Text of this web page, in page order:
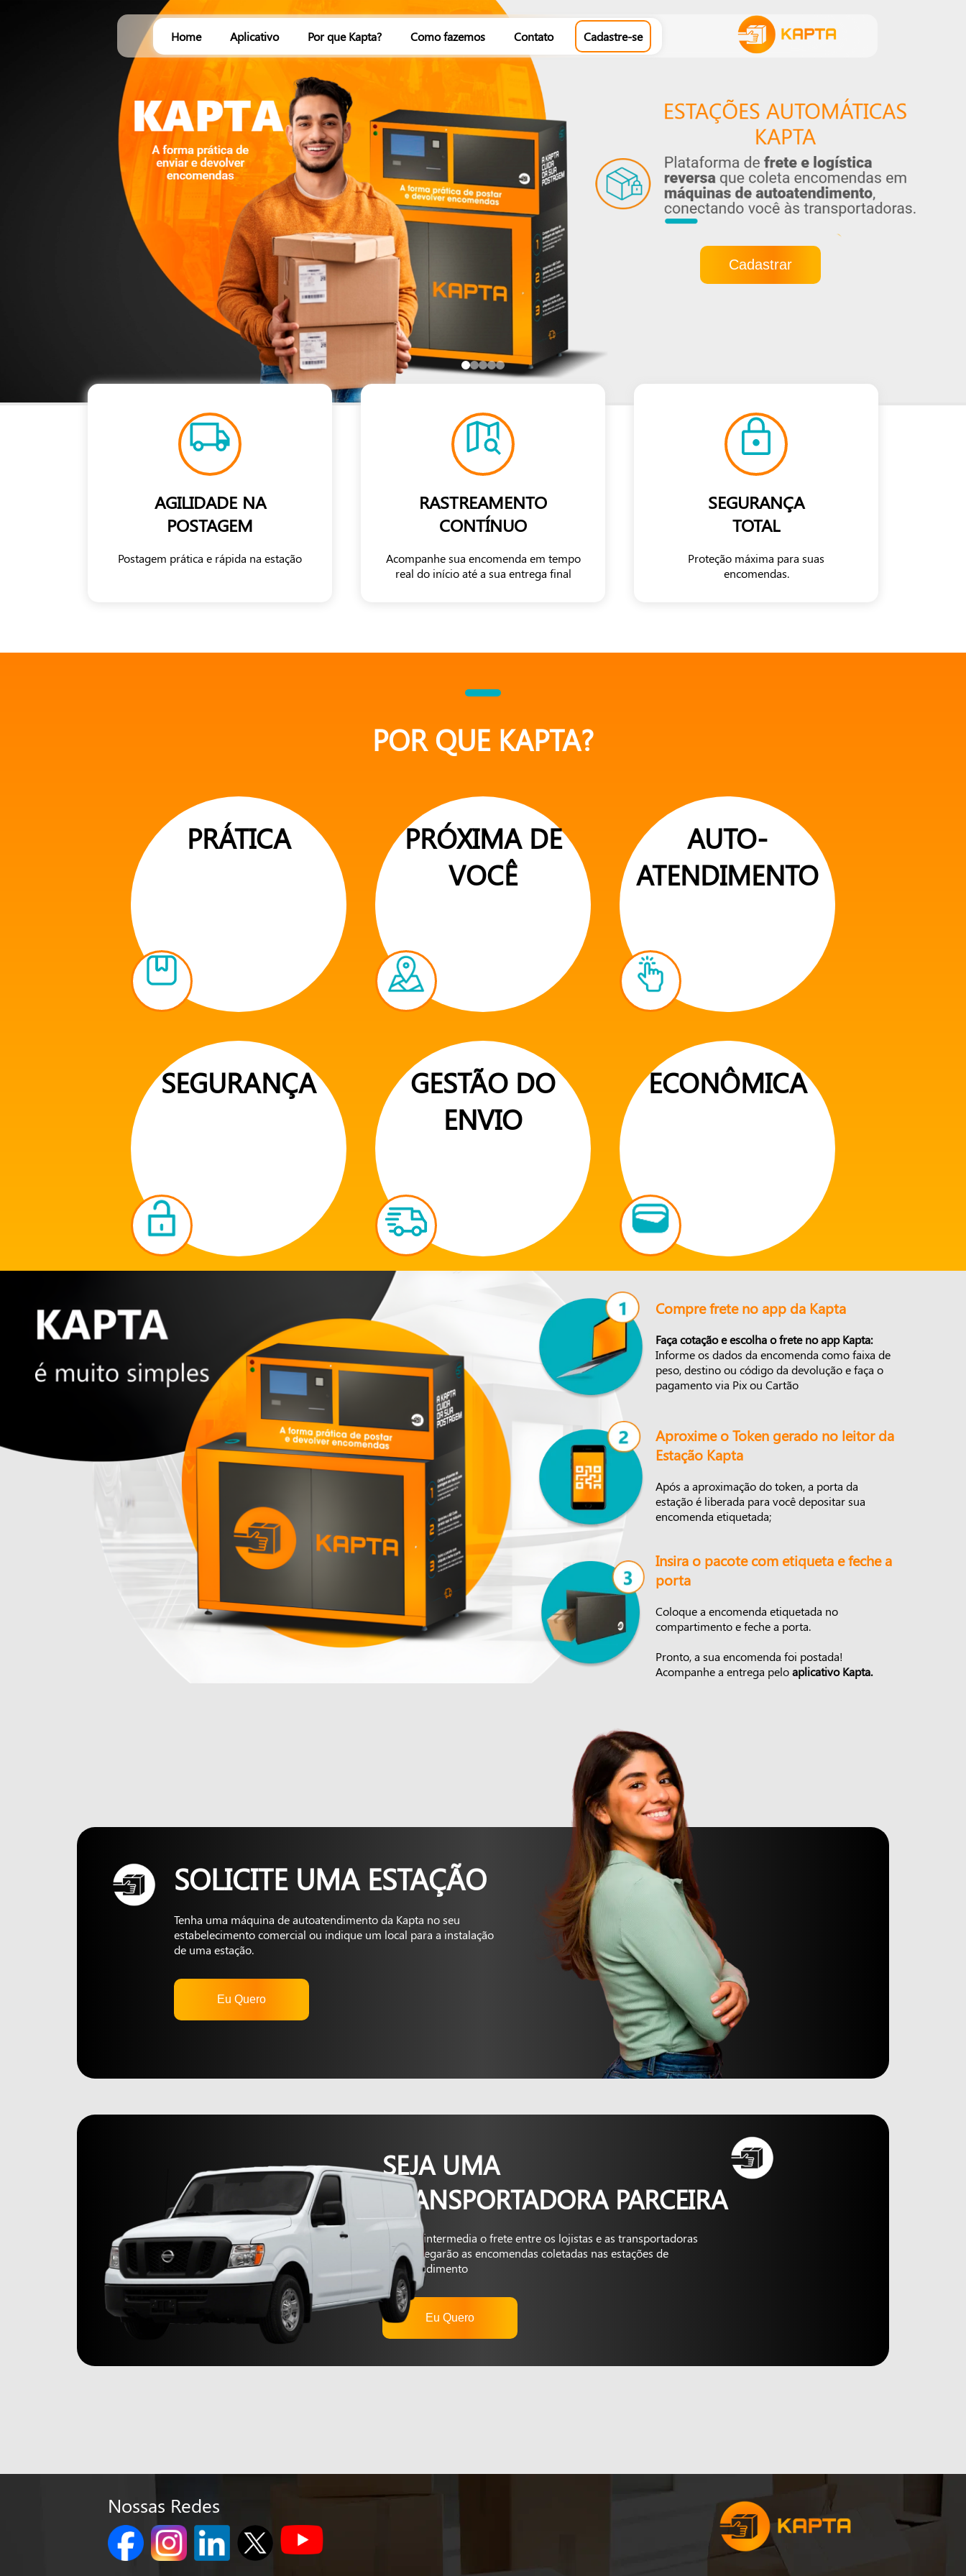
Home Aplicativo Por que Kapta? Como fazemos Contato Cadastre-se
Cadastrar
AGILIDADE NA
POSTAGEM
Postagem prática e rápida na estação
RASTREAMENTO
CONTÍNUO
Acompanhe sua encomenda em tempo
real do início até a sua entrega final
SEGURANÇA
TOTAL
Proteção máxima para suas
encomendas.
POR QUE KAPTA?
PRÁTICA
PRÓXIMA DE
VOCÊ
AUTO-
ATENDIMENTO
SEGURANÇA
GESTÃO DO
ENVIO
ECONÔMICA
Compre frete no app da Kapta
Faça cotação e escolha o frete no app Kapta:
Informe os dados da encomenda como faixa de
peso, destino ou código da devolução e faça o
pagamento via Pix ou Cartão
Aproxime o Token gerado no leitor da
Estação Kapta
Após a aproximação do token, a porta da
estação é liberada para você depositar sua
encomenda etiquetada;
Insira o pacote com etiqueta e feche a
porta
Coloque a encomenda etiquetada no
compartimento e feche a porta.
Pronto, a sua encomenda foi postada!
Acompanhe a entrega peloaplicativo Kapta.
SOLICITE UMA ESTAÇÃO
Tenha uma máquina de autoatendimento da Kapta no seu
estabelecimento comercial ou indique um local para a instalação
de uma estação.
Eu Quero
SEJA UMA
TRANSPORTADORA PARCEIRA
A Kapta intermedia o frete entre os lojistas e as transportadoras
que entregarão as encomendas coletadas nas estações de
autoatendimento
Eu Quero
Nossas Redes